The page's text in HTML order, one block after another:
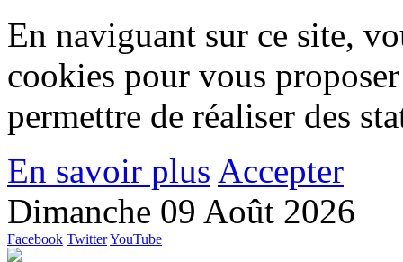
En naviguant sur ce site,
cookies pour vous
permettre de réaliser des
En savoir plus Accepter
Dimanche 09 Août 2026
Facebook TwitterYouTube